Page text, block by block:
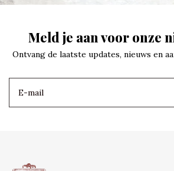
Meld je aan voor onze
Ontvang de laatste updates, nieuws en